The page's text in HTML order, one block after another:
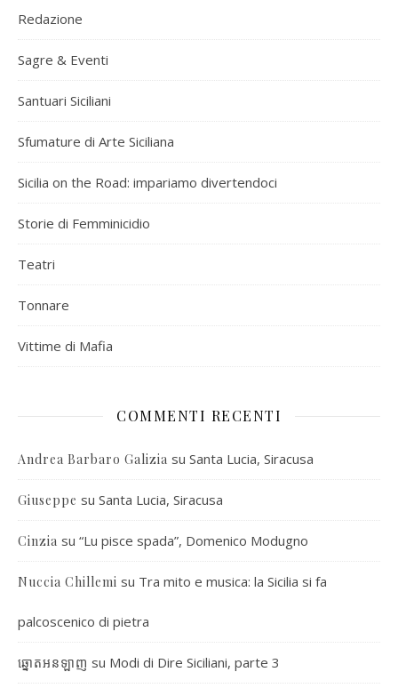
Redazione
Sagre & Eventi
Santuari Siciliani
Sfumature di Arte Siciliana
Sicilia on the Road: impariamo divertendoci
Storie di Femminicidio
Teatri
Tonnare
Vittime di Mafia
COMMENTI RECENTI
Andrea Barbaro Galizia su Santa Lucia, Siracusa
Giuseppe su Santa Lucia, Siracusa
Cinzia su “Lu pisce spada”, Domenico Modugno
Nuccia Chillemi su Tra mito e musica: la Sicilia si fa
palcoscenico di pietra
ឆ្នោតអនឡាញ su Modi di Dire Siciliani, parte 3